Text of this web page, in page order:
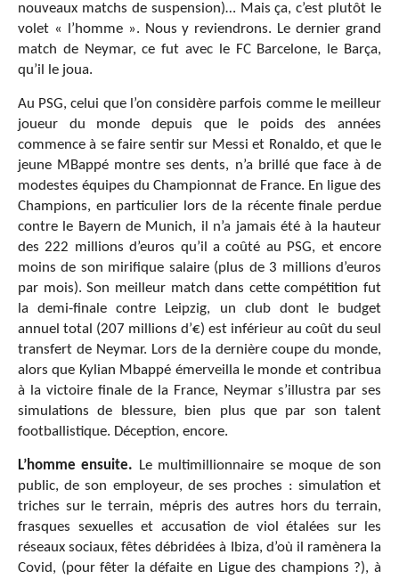
nouveaux matchs de suspension)… Mais ça, c’est plutôt le
volet « l’homme ». Nous y reviendrons. Le dernier grand
match de Neymar, ce fut avec le FC Barcelone, le Barça,
qu’il le joua.
Au PSG, celui que l’on considère parfois comme le meilleur
joueur du monde depuis que le poids des années
commence à se faire sentir sur Messi et Ronaldo, et que le
jeune MBappé montre ses dents, n’a brillé que face à de
modestes équipes du Championnat de France. En ligue des
Champions, en particulier lors de la récente finale perdue
contre le Bayern de Munich, il n’a jamais été à la hauteur
des 222 millions d’euros qu’il a coûté au PSG, et encore
moins de son mirifique salaire (plus de 3 millions d’euros
par mois). Son meilleur match dans cette compétition fut
la demi-finale contre Leipzig, un club dont le budget
annuel total (207 millions d’€) est inférieur au coût du seul
transfert de Neymar. Lors de la dernière coupe du monde,
alors que Kylian Mbappé émerveilla le monde et contribua
à la victoire finale de la France, Neymar s’illustra par ses
simulations de blessure, bien plus que par son talent
footballistique. Déception, encore.
L’homme ensuite. Le multimillionnaire se moque de son
public, de son employeur, de ses proches : simulation et
triches sur le terrain, mépris des autres hors du terrain,
frasques sexuelles et accusation de viol étalées sur les
réseaux sociaux, fêtes débridées à Ibiza, d’où il ramènera la
Covid, (pour fêter la défaite en Ligue des champions ?), à